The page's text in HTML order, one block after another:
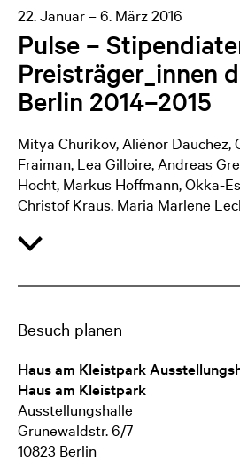
22. Januar – 6. März 2016
Pulse –
Preisträger_innen
Berlin 2014–2015
Mitya Churikov, Aliénor Dauchez,
Fraiman, Lea Gilloire, Andreas
Hocht, Markus Hoffmann, Okka-
Christof Kraus, Marja Marlene
Sprenger und Victoria Tomaschko
Fotografie, Konzeptkunst,
Die Künstler_innen setzen sich
Fragestellungen nach
auseinander oder bearbeiten
biologisch determinierte Themen.
unterschiedlicher Blickwinkel auf
gesellschaftspolitische
Überwachung oder
Besuch planen
Haus am Kleistpark
Haus am Kleistpark
Ausstellungshalle
Grunewaldstr. 6/7
10823 Berlin